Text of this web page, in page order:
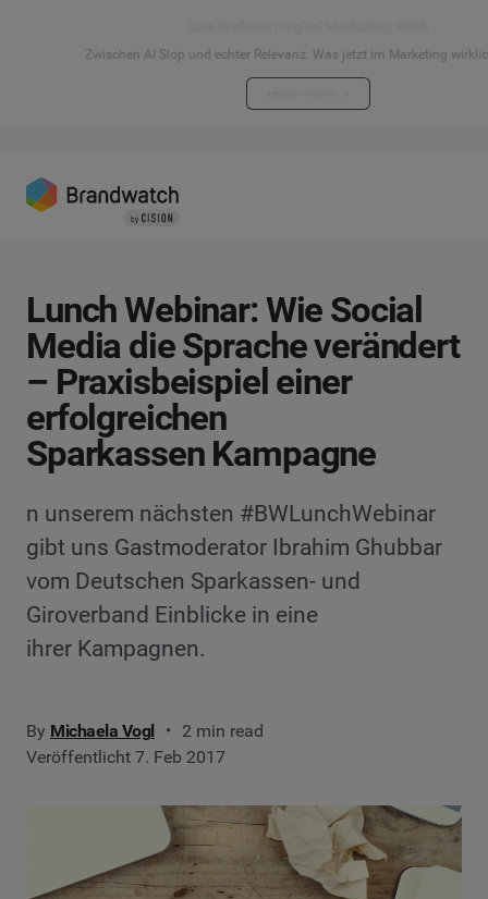
Zwischen AI Slop und echter Relevanz. Was jetzt im Marketing
Lunch Webinar: Wie Social
Media die Sprache verändert
– Praxisbeispiel einer
erfolgreichen
Sparkassen Kampagne
n unserem nächsten #BWLunchWebinar
gibt uns Gastmoderator Ibrahim Ghubbar
vom Deutschen Sparkassen- und
Giroverband Einblicke in eine
ihrer Kampagnen.
By Michaela Vogl
2 min read
Veröffentlicht 7. Feb 2017